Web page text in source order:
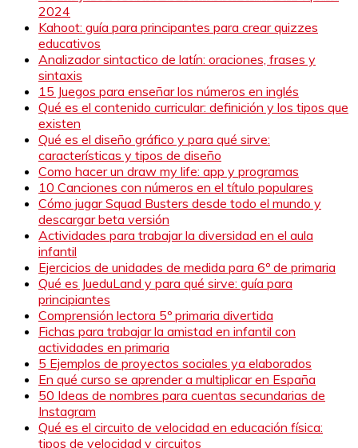
2024
Kahoot: guía para principantes para crear quizzes
educativos
Analizador sintactico de latín: oraciones, frases y
sintaxis
15 Juegos para enseñar los números en inglés
Qué es el contenido curricular: definición y los tipos que
existen
Qué es el diseño gráfico y para qué sirve:
características y tipos de diseño
Como hacer un draw my life: app y programas
10 Canciones con números en el título populares
Cómo jugar Squad Busters desde todo el mundo y
descargar beta versión
Actividades para trabajar la diversidad en el aula
infantil
Ejercicios de unidades de medida para 6º de primaria
Qué es JueduLand y para qué sirve: guía para
principiantes
Comprensión lectora 5º primaria divertida
Fichas para trabajar la amistad en infantil con
actividades en primaria
5 Ejemplos de proyectos sociales ya elaborados
En qué curso se aprender a multiplicar en España
50 Ideas de nombres para cuentas secundarias de
Instagram
Qué es el circuito de velocidad en educación física:
tipos de velocidad y circuitos